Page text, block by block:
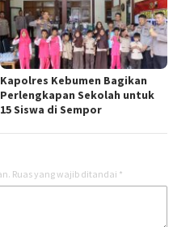
Kapolres Kebumen Bagikan
Perlengkapan Sekolah untuk
15 Siswa di Sempor
Ruas yang wajib ditandai *